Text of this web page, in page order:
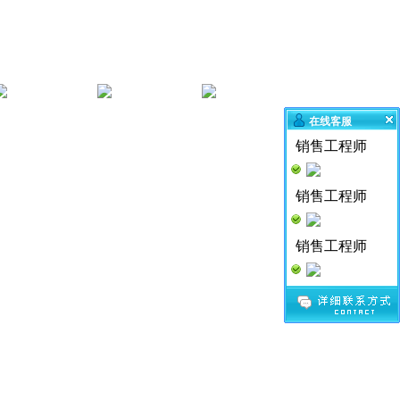
在线客服
销售工程师
销售工程师
销售工程师